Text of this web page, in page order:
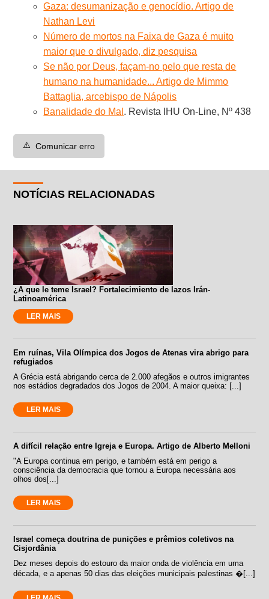
Gaza: desumanização e genocídio. Artigo de
Nathan Levi
Número de mortos na Faixa de Gaza é muito
maior que o divulgado, diz pesquisa
Se não por Deus, façam-no pelo que resta de
humano na humanidade... Artigo de Mimmo
Battaglia, arcebispo de Nápolis
Banalidade do Mal . Revista IHU On-Line, Nº 438
⚠️ Comunicar erro
NOTÍCIAS RELACIONADAS
¿A que le teme Israel? Fortalecimiento de lazos Irán-
Latinoamérica
LER MAIS
Em ruínas, Vila Olímpica dos Jogos de Atenas vira abrigo para
refugiados
A Grécia está abrigando cerca de 2.000 afegãos e outros imigrantes
nos estádios degradados dos Jogos de 2004. A maior queixa: [...]
LER MAIS
A difícil relação entre Igreja e Europa. Artigo de Alberto Melloni
"A Europa continua em perigo, e também está em perigo a
consciência da democracia que tornou a Europa necessária aos
olhos dos[...]
LER MAIS
Israel começa doutrina de punições e prêmios coletivos na
Cisjordânia
Dez meses depois do estouro da maior onda de violência em uma
década, e a apenas 50 dias das eleições municipais palestinas �[...]